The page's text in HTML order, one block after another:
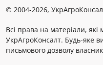
© 2004-2026,
Всі права на матеріали,
УкрАгроКонсалт. Будь-яке
письмового дозволу